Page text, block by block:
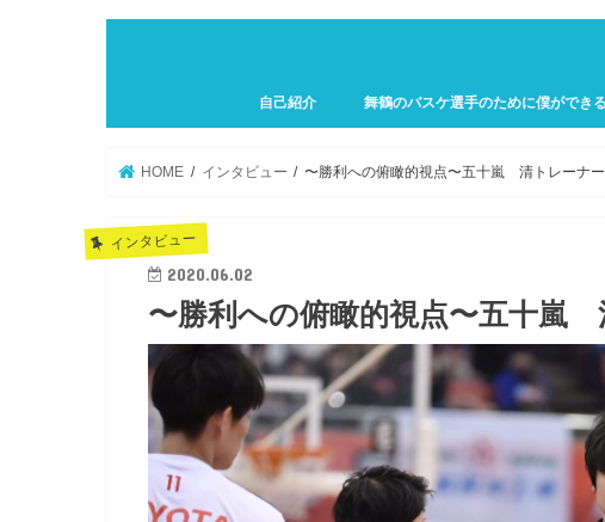
自己紹介 舞鶴のバスケ選手のために僕ができ
HOME インタビュー 〜勝利への俯瞰的視点〜五十嵐 清トレーナー
インタビュー
2020.06.02
〜勝利への俯瞰的視点〜五十嵐